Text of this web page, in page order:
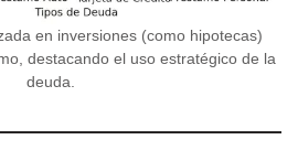
en inversiones (como hipotecas)
destacando el uso estratégico de la
deuda.